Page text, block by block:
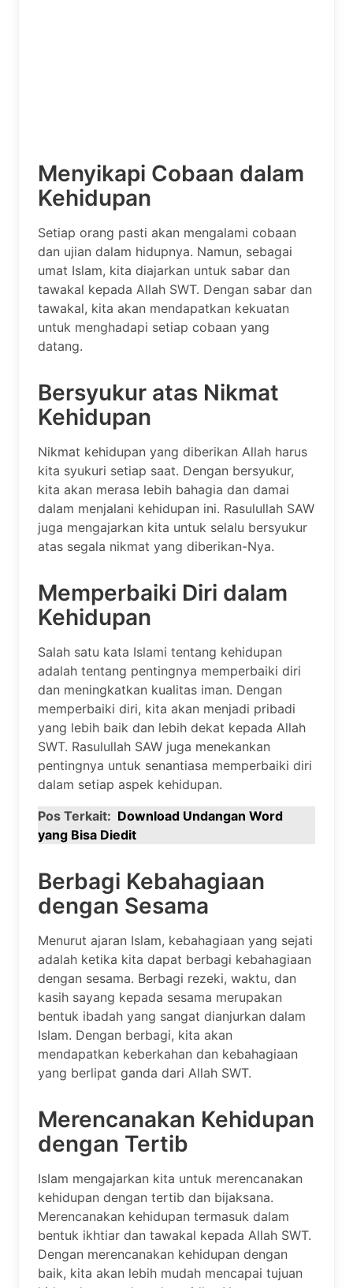
Menyikapi Cobaan dalam
Kehidupan
Setiap orang pasti akan mengalami cobaan
dan ujian dalam hidupnya. Namun, sebagai
umat Islam, kita diajarkan untuk sabar dan
tawakal kepada Allah SWT. Dengan sabar dan
tawakal, kita akan mendapatkan kekuatan
untuk menghadapi setiap cobaan yang
datang.
Bersyukur atas Nikmat
Kehidupan
Nikmat kehidupan yang diberikan Allah harus
kita syukuri setiap saat. Dengan bersyukur,
kita akan merasa lebih bahagia dan damai
dalam menjalani kehidupan ini. Rasulullah SAW
juga mengajarkan kita untuk selalu bersyukur
atas segala nikmat yang diberikan-Nya.
Memperbaiki Diri dalam
Kehidupan
Salah satu kata Islami tentang kehidupan
adalah tentang pentingnya memperbaiki diri
dan meningkatkan kualitas iman. Dengan
memperbaiki diri, kita akan menjadi pribadi
yang lebih baik dan lebih dekat kepada Allah
SWT. Rasulullah SAW juga menekankan
pentingnya untuk senantiasa memperbaiki diri
dalam setiap aspek kehidupan.
Pos Terkait: Download Undangan Word
yang Bisa Diedit
Berbagi Kebahagiaan
dengan Sesama
Menurut ajaran Islam, kebahagiaan yang sejati
adalah ketika kita dapat berbagi kebahagiaan
dengan sesama. Berbagi rezeki, waktu, dan
kasih sayang kepada sesama merupakan
bentuk ibadah yang sangat dianjurkan dalam
Islam. Dengan berbagi, kita akan
mendapatkan keberkahan dan kebahagiaan
yang berlipat ganda dari Allah SWT.
Merencanakan Kehidupan
dengan Tertib
Islam mengajarkan kita untuk merencanakan
kehidupan dengan tertib dan bijaksana.
Merencanakan kehidupan termasuk dalam
bentuk ikhtiar dan tawakal kepada Allah SWT.
Dengan merencanakan kehidupan dengan
baik, kita akan lebih mudah mencapai tujuan